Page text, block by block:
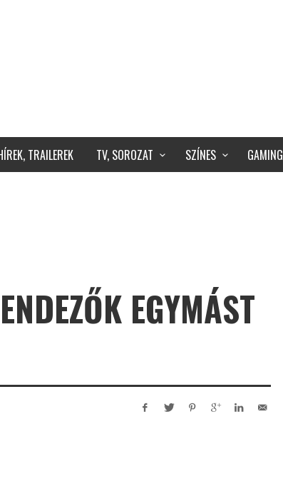
TRAILEREK TV, SOROZAT SZÍNES GAMING
EGYMÁST